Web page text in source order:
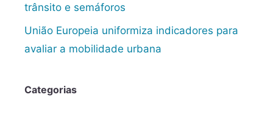
trânsito e semáforos
União Europeia uniformiza indicadores para
avaliar a mobilidade urbana
Categorias